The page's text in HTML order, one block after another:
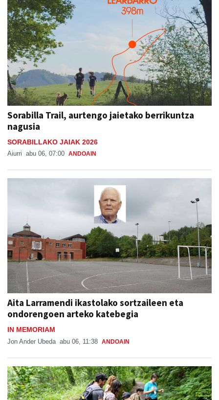
Sorabilla Trail, aurtengo jaietako berrikuntza
nagusia
SORABILLAKO JAIAK 2026
Aiurri abu 06, 07:00 ANDOAIN
Aita Larramendi ikastolako sortzaileen eta
ondorengoen arteko katebegia
IN MEMORIAM
Jon Ander Ubeda abu 06, 11:38 ANDOAIN